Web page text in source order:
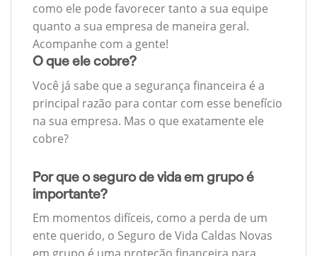
como ele pode favorecer tanto a sua equipe
quanto a sua empresa de maneira geral.
Acompanhe com a gente!
O que ele cobre?
Você já sabe que a segurança financeira é a
principal razão para contar com esse benefício
na sua empresa. Mas o que exatamente ele
cobre?
Por que o seguro de vida em grupo é
importante?
Em momentos difíceis, como a perda de um
ente querido, o Seguro de Vida Caldas Novas